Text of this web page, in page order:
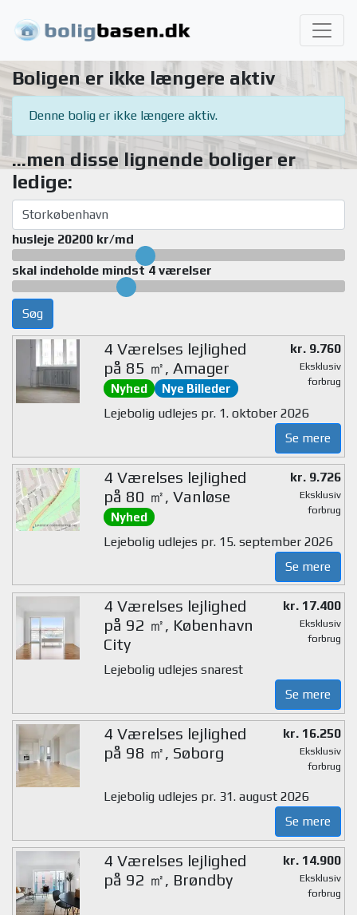
Boligen er ikke længere aktiv
Denne bolig er ikke længere aktiv.
...men disse lignende boliger er
ledige:
husleje 20200 kr/md
skal indeholde mindst 4 værelser
Søg
4 Værelses lejlighed
på 85 ㎡, Amager
Nyhed Nye Billeder
kr. 9.760
Eksklusiv
forbrug
Lejebolig udlejes pr. 1. oktober 2026
Se mere
4 Værelses lejlighed
på 80 ㎡, Vanløse
Nyhed
kr. 9.726
Eksklusiv
forbrug
Lejebolig udlejes pr. 15. september 2026
Se mere
4 Værelses lejlighed
på 92 ㎡, København
City
kr. 17.400
Eksklusiv
forbrug
Lejebolig udlejes snarest
Se mere
4 Værelses lejlighed
på 98 ㎡, Søborg
kr. 16.250
Eksklusiv
forbrug
Lejebolig udlejes pr. 31. august 2026
Se mere
4 Værelses lejlighed
på 92 ㎡, Brøndby
kr. 14.900
Eksklusiv
forbrug